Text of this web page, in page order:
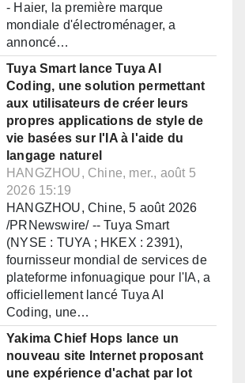
- Haier, la première marque
mondiale d'électroménager, a
annoncé…
Tuya Smart lance Tuya AI
Coding, une solution permettant
aux utilisateurs de créer leurs
propres applications de style de
vie basées sur l'IA à l'aide du
langage naturel
HANGZHOU, Chine, mer., août 5
2026 15:19
HANGZHOU, Chine, 5 août 2026
/PRNewswire/ -- Tuya Smart
(NYSE : TUYA ; HKEX : 2391),
fournisseur mondial de services de
plateforme infonuagique pour l'IA, a
officiellement lancé Tuya AI
Coding, une…
Yakima Chief Hops lance un
nouveau site Internet proposant
une expérience d'achat par lot